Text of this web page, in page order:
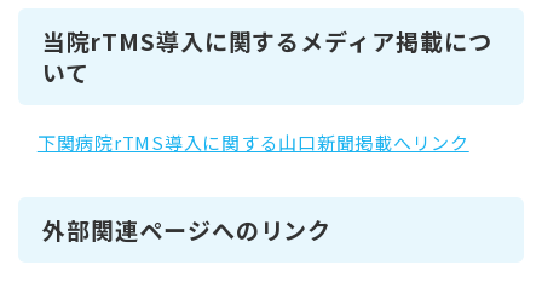
当院rTMS導入に関するメディア掲載につ
いて
下関病院rTMS導入に関する山口新聞掲載へリンク
外部関連ページへのリンク